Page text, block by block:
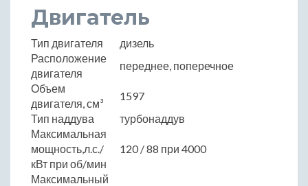
Двигатель
Тип двигателя
дизель
Расположение
двигателя
переднее, поперечное
Объем
двигателя, см³
1597
Тип наддува
турбонаддув
Максимальная
мощность,л.с./
кВт при об/мин
120 / 88 при 4000
Максимальный